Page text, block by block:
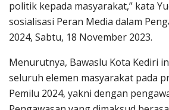
politik kepada masyarakat,” kata
sosialisasi Peran Media dalam
2024, Sabtu, 18 November 2023.
Menurutnya, Bawaslu Kota Kediri
seluruh elemen masyarakat pada
Pemilu 2024, yakni dengan